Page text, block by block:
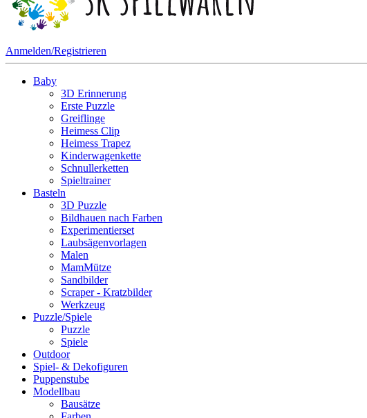
Anmelden/Registrieren
Baby
3D Erinnerung
Erste Puzzle
Greiflinge
Heimess Clip
Heimess Trapez
Kinderwagenkette
Schnullerketten
Spieltrainer
Basteln
3D Puzzle
Bildhauen nach Farben
Experimentierset
Laubsägenvorlagen
Malen
MamMütze
Sandbilder
Scraper - Kratzbilder
Werkzeug
Puzzle/Spiele
Puzzle
Spiele
Outdoor
Spiel- & Dekofiguren
Puppenstube
Modellbau
Bausätze